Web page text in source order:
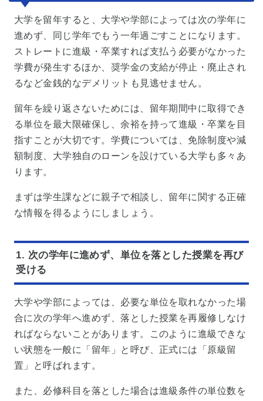
大学を留年すると、大学や学部によっては次の学年に
進めず、同じ学年でもう一年過ごすことになります。
ストレートに進級・卒業すれば支払う必要がなかった
学費が発生するほか、奨学金の支給が停止・廃止され
るなど金銭的なデメリットも見逃せません。
留年を繰り返さないためには、留年期間中に取得でき
る単位を最大限確保し、余裕を持って進級・卒業を目
指すことが大切です。学費については、免除制度や減
額制度、大学独自のローンを設けている大学も多々あ
ります。
まずは学生課などに親子で相談し、留年に関する正確
な情報を得るようにしましょう。
1. 次の学年に進めず、単位を落とした授業を再び
受ける
大学や学部によっては、必要な単位を取れなかった場
合に次の学年へ進めず、落とした授業を再履修しなけ
ればならないことがあります。このように進級できな
い状態を一般に「留年」と呼び、正式には「原級留
置」と呼ばれます。
また、必修科目を落とした場合は進級条件の単位数を